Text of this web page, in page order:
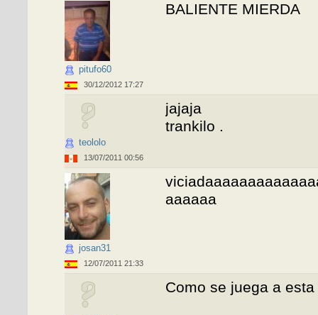
pitufo60
30/12/2012 17:27
BALIENTE MIERDA
teololo
13/07/2011 00:56
jajaja
trankilo .
josan31
12/07/2011 21:33
aaaaaa
Como se juega a